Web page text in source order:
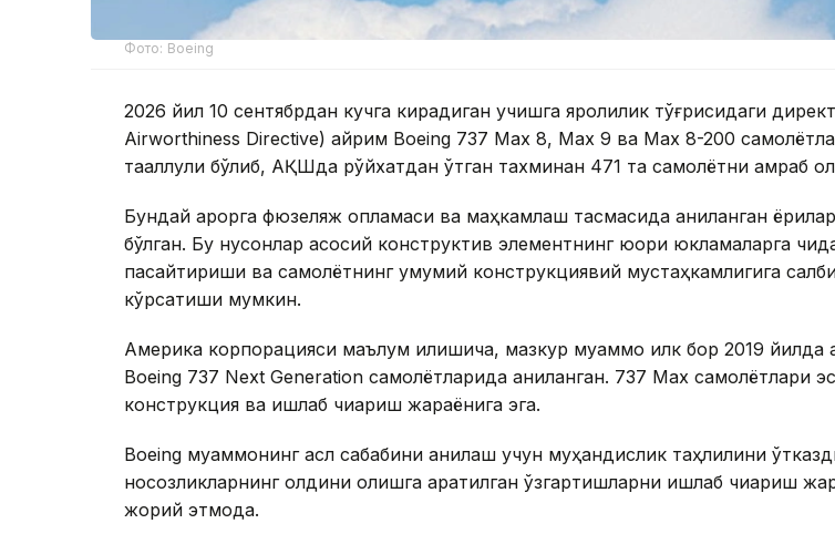
Фото: Boeing
2026 йил 10 сентябрдан кучга кирадиган учишга яроқлилик тўғрисидаги
Airworthiness Directive) айрим Boeing 737 Max 8, Max 9 ва Max 8-200
тааллуқли бўлиб, АҚШда рўйхатдан ўтган тахминан 471 та самолётни қамраб
Бундай қарорга фюзеляж қопламаси ва маҳкамлаш тасмасида аниқланган
бўлган. Бу нуқсонлар асосий конструктив элементнинг юқори юкламаларга
пасайтириши ва самолётнинг умумий конструкциявий мустаҳкамлигига
кўрсатиши мумкин.
Америка корпорацияси маълум қилишича, мазкур муаммо илк бор 2019 йилда
Boeing 737 Next Generation самолётларида аниқланган. 737 Max самолётлари
конструкция ва ишлаб чиқариш жараёнига эга.
Boeing муаммонинг асл сабабини аниқлаш учун муҳандислик таҳлилини
носозликларнинг олдини олишга қаратилган ўзгартишларни ишлаб чиқариш
жорий этмоқда.